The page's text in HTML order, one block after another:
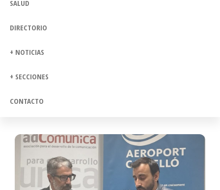
SALUD
DIRECTORIO
+ NOTICIAS
+ SECCIONES
CONTACTO